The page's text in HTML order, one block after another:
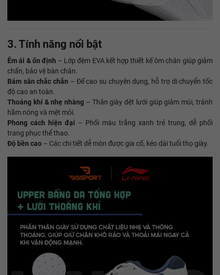
3. Tính năng nổi bật
Êm ái & ổn định – Lớp đệm EVA kết hợp thiết kế ôm chân giúp giảm
chấn, bảo vệ bàn chân.
Bám sân chắc chắn – Đế cao su chuyên dụng, hỗ trợ di chuyển tốc
độ cao an toàn.
Thoáng khí & nhẹ nhàng – Thân giày dệt lưới giúp giảm mùi, tránh
hầm nóng và mệt mỏi.
Phong cách hiện đại – Phối màu trắng xanh trẻ trung, dễ phối
trang phục thể thao.
Độ bền cao – Các chi tiết dễ mòn được gia cố, kéo dài tuổi thọ giày.